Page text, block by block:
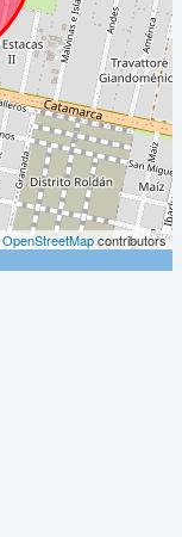
OpenStreetMapcontributors